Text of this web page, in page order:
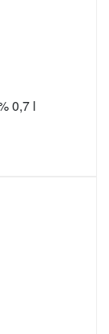
0,7 l